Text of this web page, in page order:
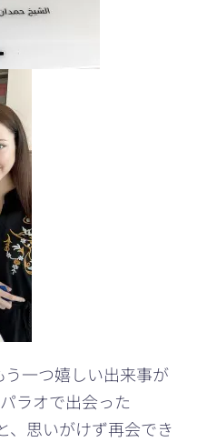
一つ嬉しい出来事が
ラオで出会った
、思いがけず再会でき